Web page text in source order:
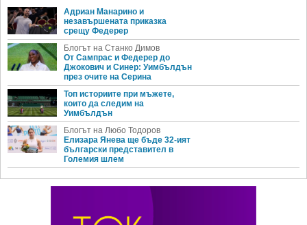
Адриан Манарино и
незавършената приказка
срещу Федерер
Блогът на Станко Димов
От Сампрас и Федерер до
Джокович и Синер: Уимбълдън
през очите на Серина
Топ историите при мъжете,
които да следим на
Уимбълдън
Блогът на Любо Тодоров
Елизара Янева ще бъде 32-ият
български представител в
Големия шлем